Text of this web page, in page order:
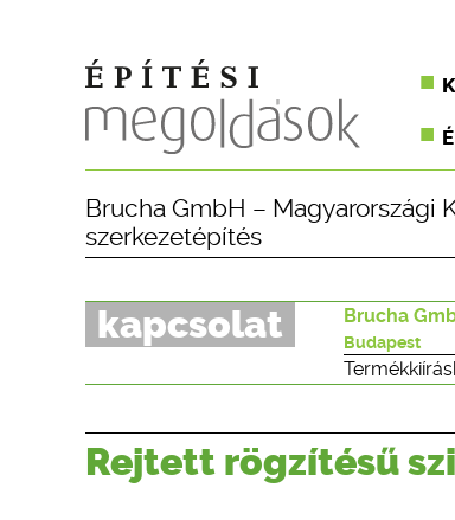
Brucha GmbH – Magyarországi
szerkezetépítés
kapcsolat Brucha
Budapest
Rejtett rögzítésű